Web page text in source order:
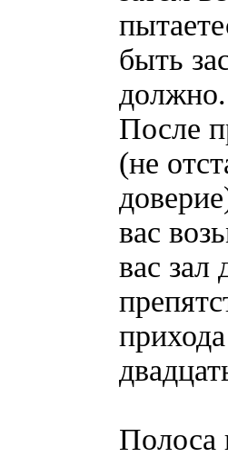
быть
должно.
После
(не
вас
вас зал
Полоса